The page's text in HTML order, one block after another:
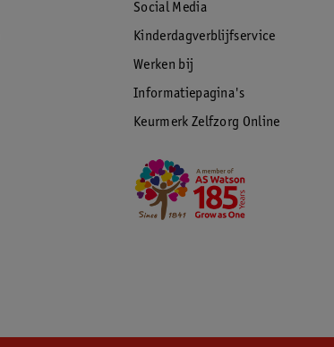
Social Media
Kinderdagverblijfservice
Werken bij
Informatiepagina's
Keurmerk Zelfzorg Online